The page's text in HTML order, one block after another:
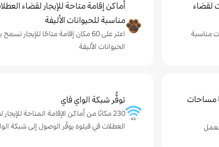
لقضاء
مناسبة
أماكن إقامة متاحة للإيجار لقضاء
مناسبة للحيوانات الأليفة
اعثر على 60 مكان إقامة متاحًا للإيجار
الحيوانات الأليفة
مساحات
توفُّر شبكة الواي فاي
230 مكانًا من أماكن الإقامة المتاحة للإيجار
العطلات في فيلوه يوفّر الوصول إلى شبكة